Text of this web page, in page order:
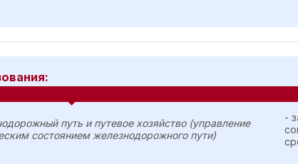
путь и путевое хозяйство (управление
состоянием железнодорожного пути)
-